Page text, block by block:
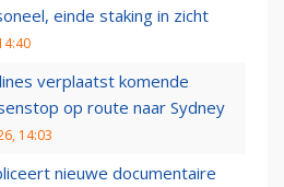
einde staking in zicht
verplaatst komende
op route naar Sydney
14:03
nieuwe documentaire